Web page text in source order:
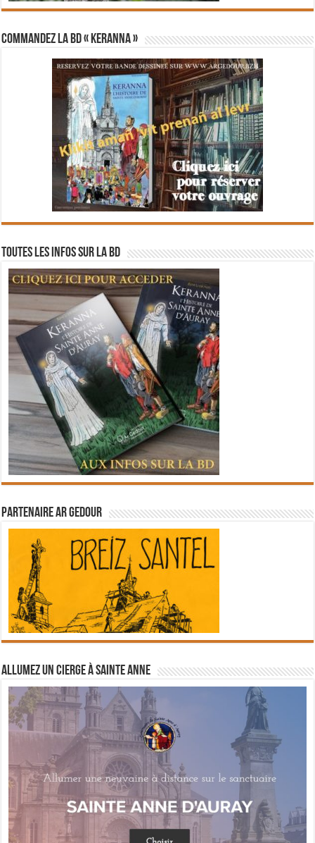
Commandez la BD « Keranna »
Toutes les infos sur la BD
Partenaire Ar Gedour
Allumez un cierge à Sainte Anne